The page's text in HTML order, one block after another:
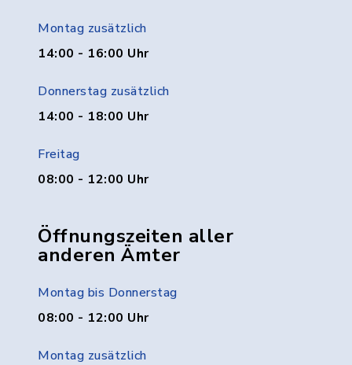
Montag zusätzlich
14:00 - 16:00 Uhr
Donnerstag zusätzlich
14:00 - 18:00 Uhr
Freitag
08:00 - 12:00 Uhr
Öffnungszeiten aller
anderen Ämter
Montag bis Donnerstag
08:00 - 12:00 Uhr
Montag zusätzlich